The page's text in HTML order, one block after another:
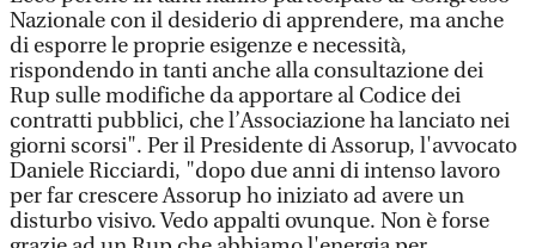
Nazionale con il desiderio di apprendere, ma anche
di esporre le proprie esigenze e necessità,
rispondendo in tanti anche alla consultazione dei
Rup sulle modifiche da apportare al Codice dei
contratti pubblici, che l’Associazione ha lanciato nei
giorni scorsi". Per il Presidente di Assorup, l'avvocato
Daniele Ricciardi, "dopo due anni di intenso lavoro
per far crescere Assorup ho iniziato ad avere un
disturbo visivo. Vedo appalti ovunque. Non è forse